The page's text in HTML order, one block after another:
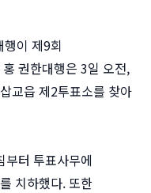
이 제9회
권한대행은 3일 오전,
교읍 제2투표소를 찾아
부터 투표사무에
치하했다. 또한